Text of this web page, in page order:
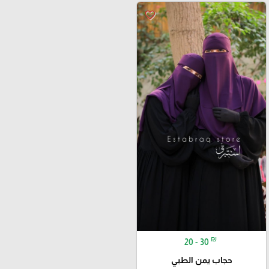
favorite_border
20 - 30 ₪
حجاب يمن الطبي